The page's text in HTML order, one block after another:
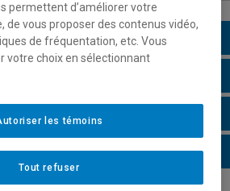
permettent d’améliorer votre
de vous proposer des contenus vidéo,
de fréquentation, etc. Vous
votre choix en sélectionnant
Tout refuser
les témoins